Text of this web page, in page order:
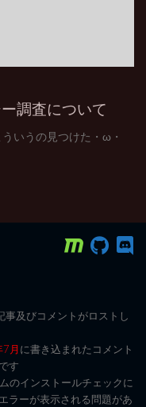
調査について
いうの見つけた・ω・
事及びコメントがロストし
月に書き込まれたコメント
す
のインストールチェックに
ラーが表示される問題があ